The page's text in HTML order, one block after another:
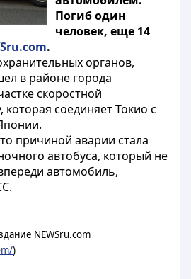
Погиб один
человек, еще 14
.
органов,
в районе города
скоростной
которая соединяет Токио с
причиной аварии стала
автобуса, который не
автомобиль,
NEWSru.com
)